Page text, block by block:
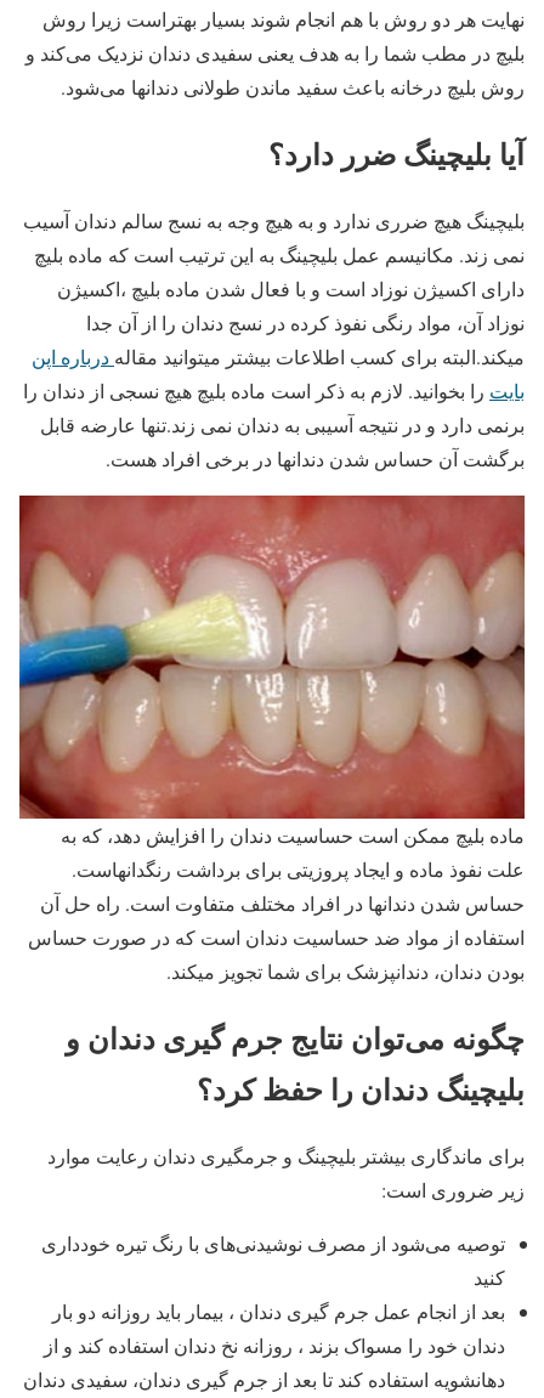
نهایت هر دو روش با هم انجام شوند بسیار بهتراست زیرا روش
بلیچ در مطب شما را به هدف یعنی سفیدی دندان نزدیک می‌کند و
روش بلیچ درخانه باعث سفید ماندن طولانی دندانها می‌شود.
آیا بلیچینگ ضرر دارد؟
بلیچینگ هیچ ضرری ندارد و به هیچ وجه به نسج سالم دندان آسیب
نمی زند. مکانیسم عمل بلیچینگ به این ترتیب است که ماده بلیچ
دارای اکسیژن نوزاد است و با فعال شدن ماده بلیچ ،اکسیژن
نوزاد آن، مواد رنگی نفوذ کرده در نسج دندان را از آن جدا
میکند.البته برای کسب اطلاعات بیشتر میتوانید مقاله درباره اپن
بایت را بخوانید. لازم به ذکر است ماده بلیچ هیچ نسجی از دندان را
برنمی دارد و در نتیجه آسیبی به دندان نمی زند.تنها عارضه قابل
برگشت آن حساس شدن دندانها در برخی افراد هست.
ماده بلیچ ممکن است حساسیت دندان را افزایش دهد، که به
علت نفوذ ماده و ایجاد پروزیتی برای برداشت رنگدانهاست.
حساس شدن دندانها در افراد مختلف متفاوت است. راه حل آن
استفاده از مواد ضد حساسیت دندان است که در صورت حساس
بودن دندان، دندانپزشک برای شما تجویز میکند.
چگونه می‌توان نتایج جرم گیری دندان و
بلیچینگ دندان را حفظ کرد؟
برای ماندگاری بیشتر بلیچینگ و جرمگیری دندان رعایت موارد
زیر ضروری است:
توصیه می‌شود از مصرف نوشیدنی‌های با رنگ تیره خودداری
کنید
بعد از انجام عمل جرم گیری دندان ، بیمار باید روزانه دو بار
دندان خود را مسواک بزند ، روزانه نخ دندان استفاده کند و از
دهانشویه استفاده کند تا بعد از جرم گیری دندان، سفیدی دندان